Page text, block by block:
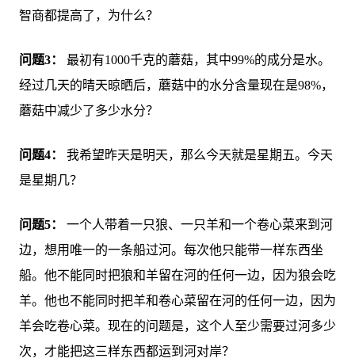
智商都提高了，为什么？
问题3：
最初有1000千克的蘑菇，其中99%的成分是水。
经过几天的晴天晾晒后，蘑菇中的水分含量现在是98%，
蘑菇中减少了多少水分？
问题4：
我希望昨天是明天，那么今天就是星期五。今天
是星期几？
问题5：
一个人带着一只狼、一只羊和一个卷心菜来到河
边，想用唯一的一条船过河。每次他只能带一样东西坐
船。他不能同时把狼和羊留在河的任何一边，因为狼会吃
羊。他也不能同时把羊和卷心菜留在河的任何一边，因为
羊会吃卷心菜。现在的问题是，这个人至少需要过河多少
次，才能把这三样东西都运到河对岸？